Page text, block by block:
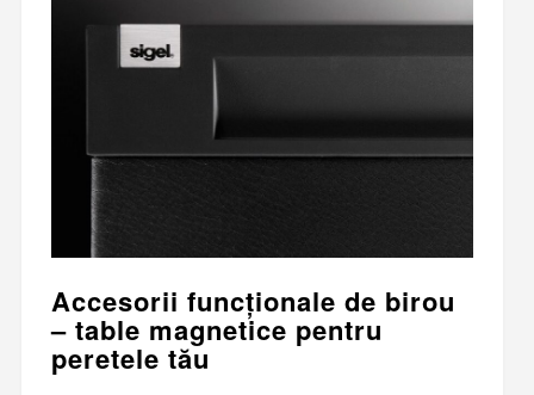
Accesorii funcționale de birou
– table magnetice pentru
peretele tău